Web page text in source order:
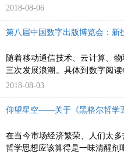
的执政基础的宝贵历史资源，
2018-08-06
第八届中国数字出版博览会：新
随着移动通信技术、云计算、
三次发展浪潮。具体到数字阅
创新的解决方案。
2018-08-03
仰望星空——关于《黑格尔哲学
在当今市场经济繁荣、人们太
哲学思想应该算得是一味清醒剂